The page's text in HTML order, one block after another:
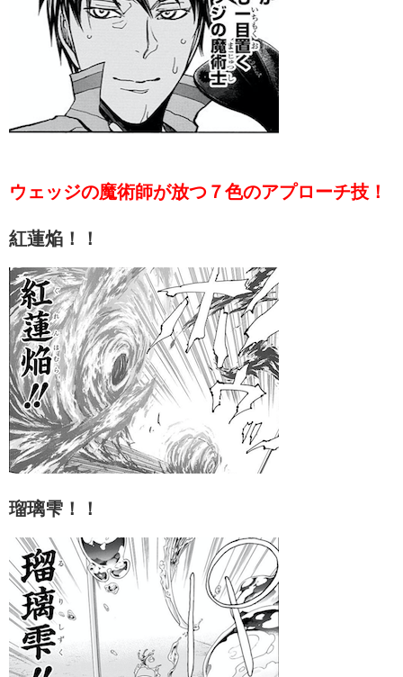
ウェッジの魔術師が放つ７色のアプローチ技！
紅蓮焔！！
瑠璃雫！！